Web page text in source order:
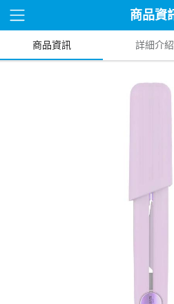
商品資
商品資訊 詳細介紹